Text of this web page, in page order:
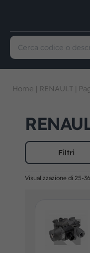
Home | RENAULT |
Filtri
Visualizzazione di 25-